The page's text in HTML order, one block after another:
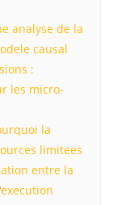
analyse de la
causal
:
les micro-
la
limitees
entre la